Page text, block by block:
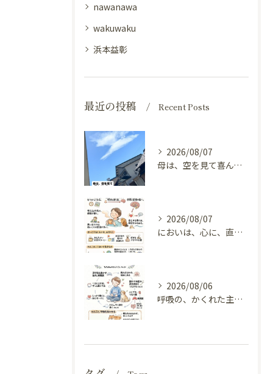
nawanawa
wakuwaku
浜本益彰
最近の投稿 Recent Posts
2026/08/07
母は、空を見て喜んでいる。
2026/08/07
においは、心に、直接とどく（嗅覚と自律神経）
2026/08/06
呼吸の、かくれた主役（横隔膜と自律神経）